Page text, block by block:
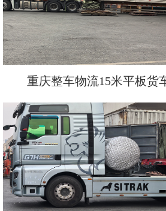
重庆整车物流15米平板货